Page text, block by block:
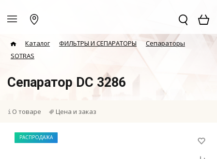
Каталог ФИЛЬТРЫ И СЕПАРАТОРЫ
Сепараторы
SOTRAS
Сепаратор DC 3286
О товаре Цена и заказ
РАСПРОДАЖА